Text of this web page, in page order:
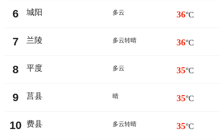
6 城阳 多云 36°C
7 兰陵 多云转晴 36°C
8 平度 多云 35°C
9 莒县 晴 35°C
10 费县 多云转晴 35°C